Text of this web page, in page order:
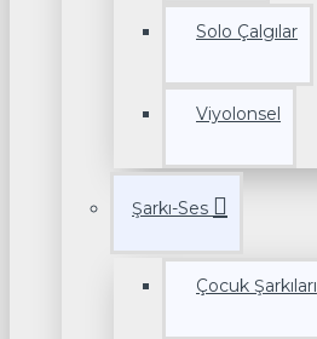
Solo Çalgılar
Viyolonsel
Şarkı-Ses
Çocuk Şarkıları